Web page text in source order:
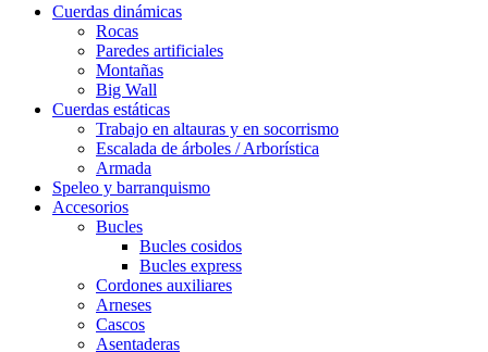
Cuerdas dinámicas
Rocas
Paredes artificiales
Montañas
Big Wall
Cuerdas estáticas
Trabajo en altauras y en socorrismo
Escalada de árboles / Arborística
Armada
Speleo y barranquismo
Accesorios
Bucles
Bucles cosidos
Bucles express
Cordones auxiliares
Arneses
Cascos
Asentaderas